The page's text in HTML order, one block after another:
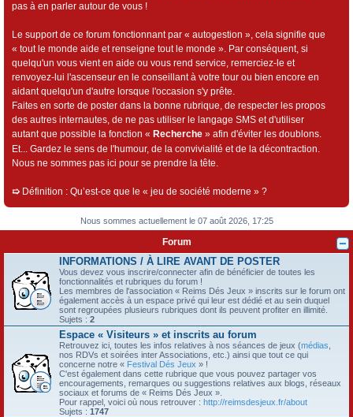
pas à en parler autour de vous !
Le support de ce forum fonctionnant par « autogestion », cela signifie que
« tout le monde aide et renseigne tout le monde ». Par conséquent, si
quelqu'un vous vient en aide ou vous rend service, remerciez-le et
renvoyez-lui l'ascenseur en le conseillant à votre tour ou bien encore en
aidant quelqu'un d'autre lorsque l'occasion s'y prête.
Faites en sorte de poster dans la bonne rubrique, de respecter les propos
des autres internautes, de ne pas utiliser le langage SMS et d'utiliser
autant que possible la fonction « Recherche » afin d'éviter les doublons.
Et... Gardez le sens de l'humour, de la convivialité et de la décontraction.
Nous ne sommes pas ici pour se prendre la tête.
➯ Définition : Qu’est-ce que le « jeu de société moderne » ?
Nous sommes actuellement le 07 août 2026, 17:25
Forum
INFORMATIONS / À LIRE AVANT DE POSTER
Vous devez vous inscrire/connecter afin de bénéficier de toutes les
fonctionnalités et rubriques du forum !
Les membres de l'association « Reims Dés Jeux » inscrits sur le forum ont
également accès à un espace privé qui leur est dédié et au sein duquel
sont regroupées plusieurs rubriques dont ils peuvent profiter en illimité.
Sujets : 2
Espace « Visiteurs » et inscrits au forum
Retrouvez ici, toutes les infos relatives à nos séances de jeux (médias
nos RDVs et soirées inter Associations, etc.) ainsi que tout ce qui
concerne notre « Festival Dés Jeux » !
C'est également dans cette rubrique que vous pouvez partager vos
encouragements, remarques ou suggestions relatives aux blogs, réseaux
sociaux et forums de « Reims Dés Jeux ».
Pour rappel, voici où nous retrouver : http://reimsdesjeux.fr/about
Sujets : 1747